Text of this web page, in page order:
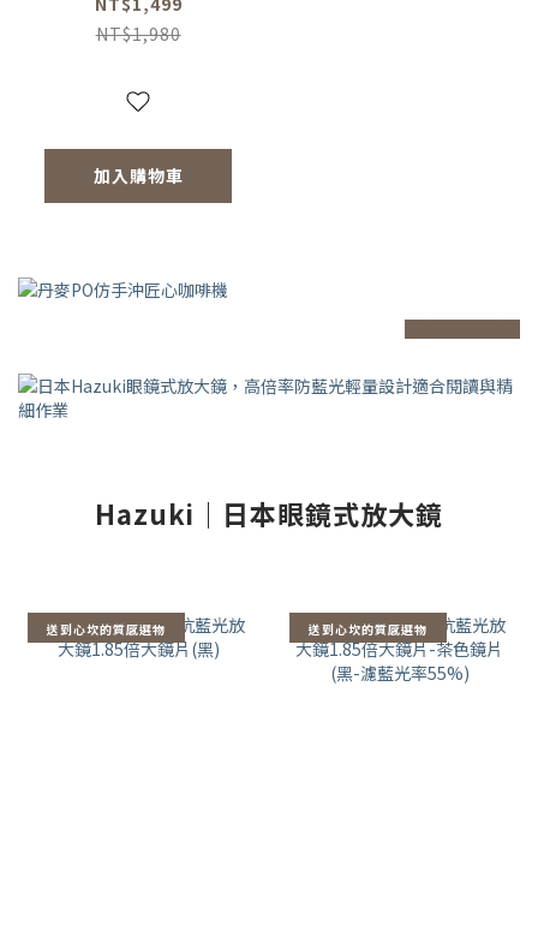
NT$1,980
加入購物車
Hazuki｜日本眼鏡式放大鏡
送到心坎的質感選物 送到心坎的質感選物